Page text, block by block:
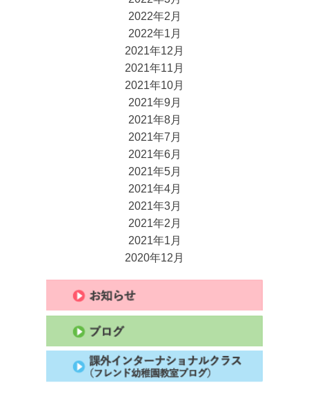
2022年2月
2022年1月
2021年12月
2021年11月
2021年10月
2021年9月
2021年8月
2021年7月
2021年6月
2021年5月
2021年4月
2021年3月
2021年2月
2021年1月
2020年12月